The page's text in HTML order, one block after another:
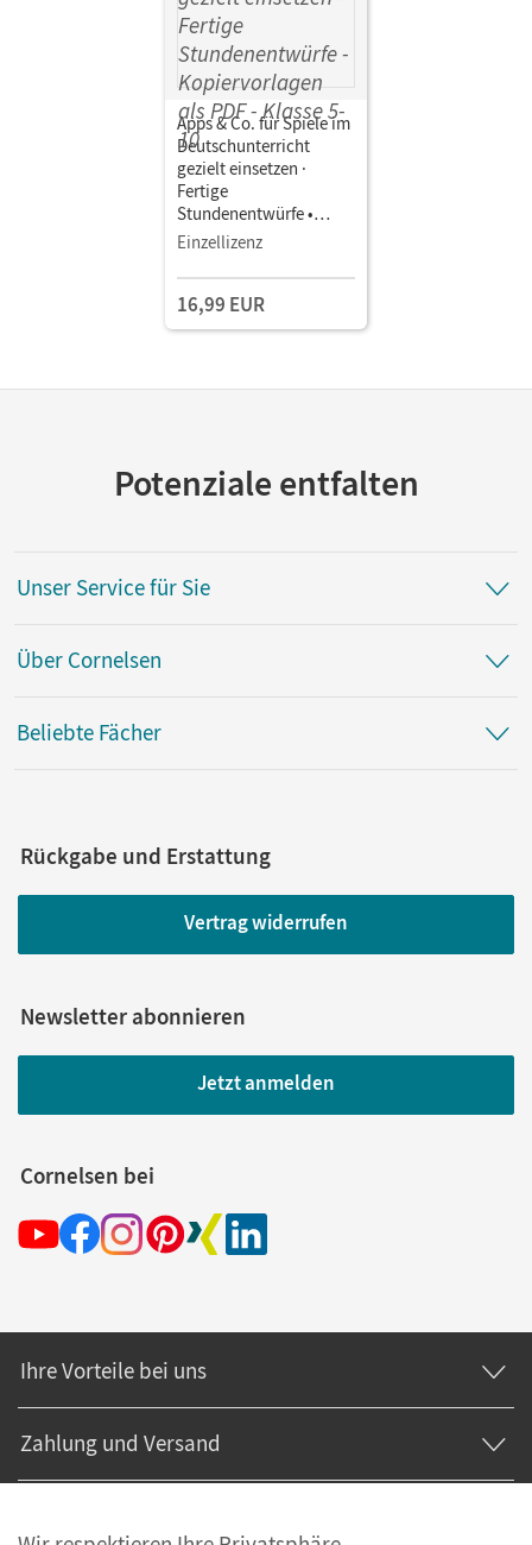
Apps & Co. für Spiele im
Deutschunterricht
gezielt einsetzen ·
Fertige
Stundenentwürfe •
Digital unterrichten
Kopiervorlagen als PDF
Einzellizenz
16,99 EUR
Potenziale entfalten
Unser Service für Sie
Über Cornelsen
Beliebte Fächer
Rückgabe und Erstattung
Vertrag widerrufen
Newsletter abonnieren
Jetzt anmelden
Cornelsen bei
Ihre Vorteile bei uns
Zahlung und Versand